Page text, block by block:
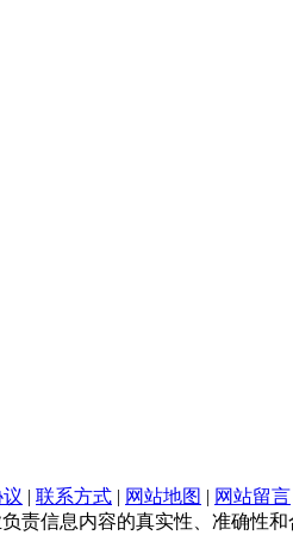
| 联系方式 | 网站地图 | 网站留言
责信息内容的真实性、准确性